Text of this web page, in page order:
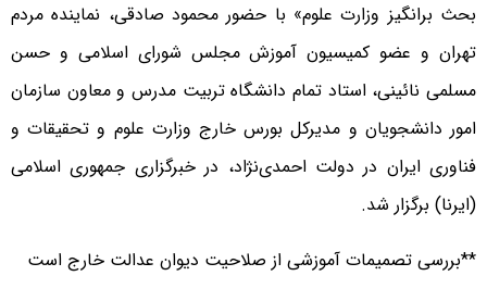
بحث برانگیز وزارت علوم» با حضور محمود صادقی، نماینده مردم
تهران و عضو کمیسیون آموزش مجلس شورای اسلامی و حسن
مسلمی نائینی، استاد تمام دانشگاه تربیت مدرس و معاون سازمان
امور دانشجویان و مدیرکل بورس خارج وزارت علوم و تحقیقات و
فناوری ایران در دولت احمدی‌نژاد، در خبرگزاری جمهوری اسلامی
(ایرنا) برگزار شد.
**بررسی تصمیمات آموزشی از صلاحیت دیوان عدالت خارج است